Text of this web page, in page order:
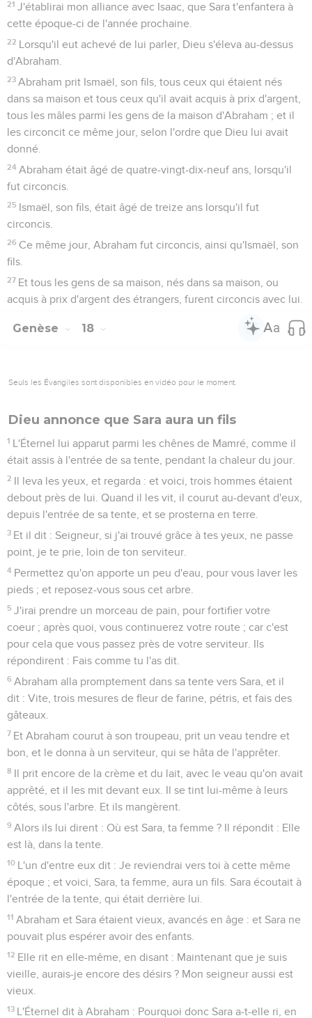
21 J'établirai mon alliance avec Isaac, que Sara t'enfantera à
cette époque-ci de l'année prochaine.
22 Lorsqu'il eut achevé de lui parler, Dieu s'éleva au-dessus
d'Abraham.
23 Abraham prit Ismaël, son fils, tous ceux qui étaient nés
dans sa maison et tous ceux qu'il avait acquis à prix d'argent,
tous les mâles parmi les gens de la maison d'Abraham ; et il
les circoncit ce même jour, selon l'ordre que Dieu lui avait
donné.
24 Abraham était âgé de quatre-vingt-dix-neuf ans, lorsqu'il
fut circoncis.
25 Ismaël, son fils, était âgé de treize ans lorsqu'il fut
circoncis.
26 Ce même jour, Abraham fut circoncis, ainsi qu'Ismaël, son
fils.
27 Et tous les gens de sa maison, nés dans sa maison, ou
acquis à prix d'argent des étrangers, furent circoncis avec lui.
Genèse 18
Seuls les Évangiles sont disponibles en vidéo pour le moment.
Dieu annonce que Sara aura un fils
1 L'Éternel lui apparut parmi les chênes de Mamré, comme il
était assis à l'entrée de sa tente, pendant la chaleur du jour.
2 Il leva les yeux, et regarda : et voici, trois hommes étaient
debout près de lui. Quand il les vit, il courut au-devant d'eux,
depuis l'entrée de sa tente, et se prosterna en terre.
3 Et il dit : Seigneur, si j'ai trouvé grâce à tes yeux, ne passe
point, je te prie, loin de ton serviteur.
4 Permettez qu'on apporte un peu d'eau, pour vous laver les
pieds ; et reposez-vous sous cet arbre.
5 J'irai prendre un morceau de pain, pour fortifier votre
coeur ; après quoi, vous continuerez votre route ; car c'est
pour cela que vous passez près de votre serviteur. Ils
répondirent : Fais comme tu l'as dit.
6 Abraham alla promptement dans sa tente vers Sara, et il
dit : Vite, trois mesures de fleur de farine, pétris, et fais des
gâteaux.
7 Et Abraham courut à son troupeau, prit un veau tendre et
bon, et le donna à un serviteur, qui se hâta de l'apprêter.
8 Il prit encore de la crème et du lait, avec le veau qu'on avait
apprêté, et il les mit devant eux. Il se tint lui-même à leurs
côtés, sous l'arbre. Et ils mangèrent.
9 Alors ils lui dirent : Où est Sara, ta femme ? Il répondit : Elle
est là, dans la tente.
10 L'un d'entre eux dit : Je reviendrai vers toi à cette même
époque ; et voici, Sara, ta femme, aura un fils. Sara écoutait à
l'entrée de la tente, qui était derrière lui.
11 Abraham et Sara étaient vieux, avancés en âge : et Sara ne
pouvait plus espérer avoir des enfants.
12 Elle rit en elle-même, en disant : Maintenant que je suis
vieille, aurais-je encore des désirs ? Mon seigneur aussi est
vieux.
13 L'Éternel dit à Abraham : Pourquoi donc Sara a-t-elle ri, en